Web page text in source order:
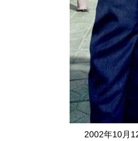
2002年10月12